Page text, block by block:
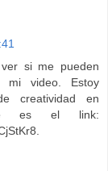
si me pueden
mi video. Estoy
creatividad en
es el link: